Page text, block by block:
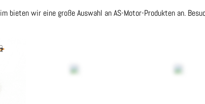
bieten wir eine große Auswahl an AS-Motor-Produkten an.